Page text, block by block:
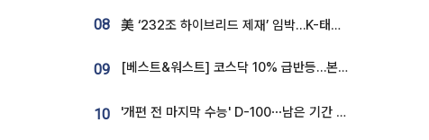
08 美 ‘232조 하이브리드 제재’ 임박…K-태양광, 불확실성 털고 날개 다나
09 [베스트&워스트] 코스닥 10% 급반등…본느, 최대주주 변경 기대에 270% 폭등
10 '개편 전 마지막 수능' D-100⋯남은 기간 성적 올릴 전략은